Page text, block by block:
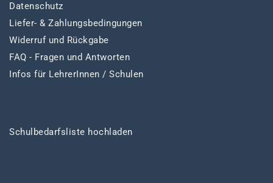
Datenschutz
Liefer- & Zahlungsbedingungen
Widerruf und Rückgabe
FAQ - Fragen und Antworten
Infos für LehrerInnen / Schulen
Schulbedarfsliste hochladen